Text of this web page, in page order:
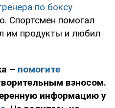
по боксу
Спортсмен помогал
им продукты и любил
– помогите
взносом.
информацию у